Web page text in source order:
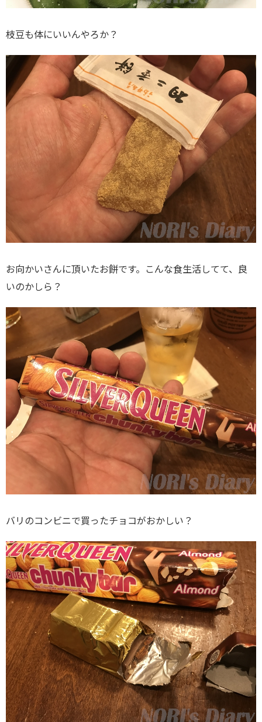
枝豆も体にいいんやろか？
お向かいさんに頂いたお餅です。こんな食生活してて、良
いのかしら？
バリのコンビニで買ったチョコがおかしい？